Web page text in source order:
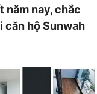
năm nay, chắc
căn hộ Sunwah